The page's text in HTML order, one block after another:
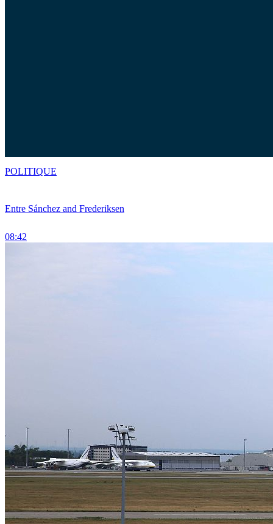
Entre Sánchez and Frederiksen
08:42
POLITIQUE